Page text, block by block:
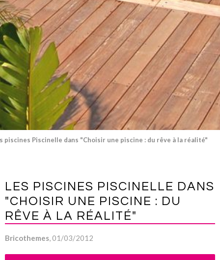
piscines Piscinelle dans "Choisir une piscine : du rêve à la réalité"
LES PISCINES PISCINELLE DANS
"CHOISIR UNE PISCINE : DU
RÊVE À LA RÉALITÉ"
Bricothemes, 01/03/2012